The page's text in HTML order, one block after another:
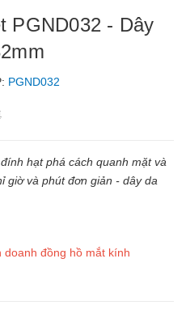
PGND032 - Dây
PGND032
hạt phá cách quanh mặt và
giờ và phút đơn giản - dây da
doanh đồng hồ mắt kính